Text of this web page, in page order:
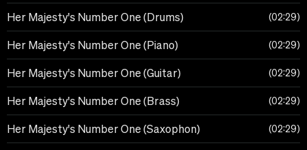
Her Majesty's Number One (Drums) 02:29
Her Majesty's Number One (Piano) 02:29
Her Majesty's Number One (Guitar) 02:29
Her Majesty's Number One (Brass) 02:29
Her Majesty's Number One (Saxophon) 02:29